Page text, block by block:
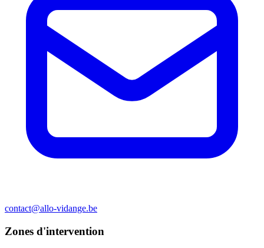
contact@allo-vidange.be
Zones d'intervention